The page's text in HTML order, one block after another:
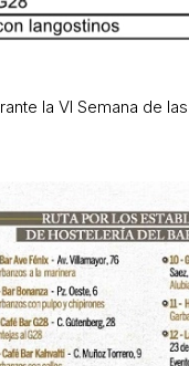
la VI Semana de